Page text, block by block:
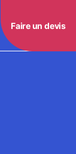
Faire un devis